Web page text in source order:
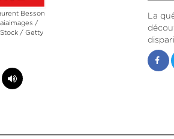
Besson
/
/ Getty
La